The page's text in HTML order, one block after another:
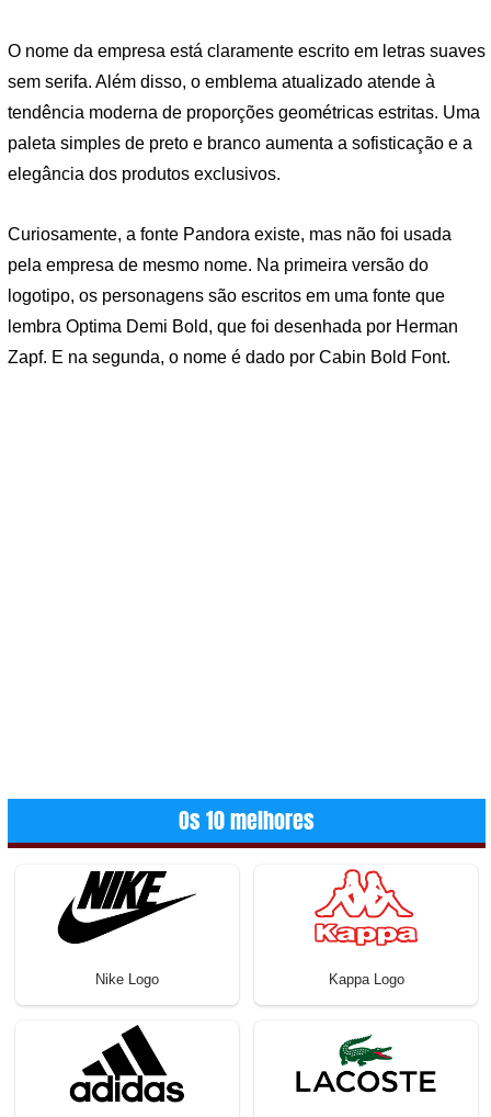
O nome da empresa está claramente escrito em letras suaves
sem serifa. Além disso, o emblema atualizado atende à
tendência moderna de proporções geométricas estritas. Uma
paleta simples de preto e branco aumenta a sofisticação e a
elegância dos produtos exclusivos.
Curiosamente, a fonte Pandora existe, mas não foi usada
pela empresa de mesmo nome. Na primeira versão do
logotipo, os personagens são escritos em uma fonte que
lembra Optima Demi Bold, que foi desenhada por Herman
Zapf. E na segunda, o nome é dado por Cabin Bold Font.
Os 10 melhores
Nike Logo Kappa Logo